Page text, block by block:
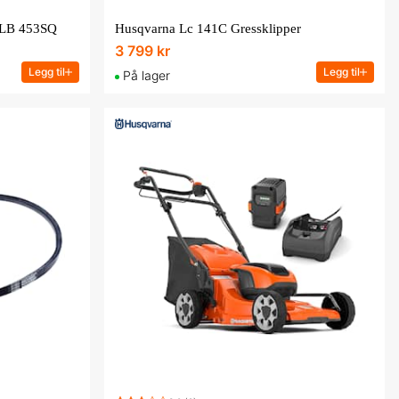
453SQ
Legg til
Husqvarna Lc 141C Gressklipper
3 799 kr
På lager Legg til